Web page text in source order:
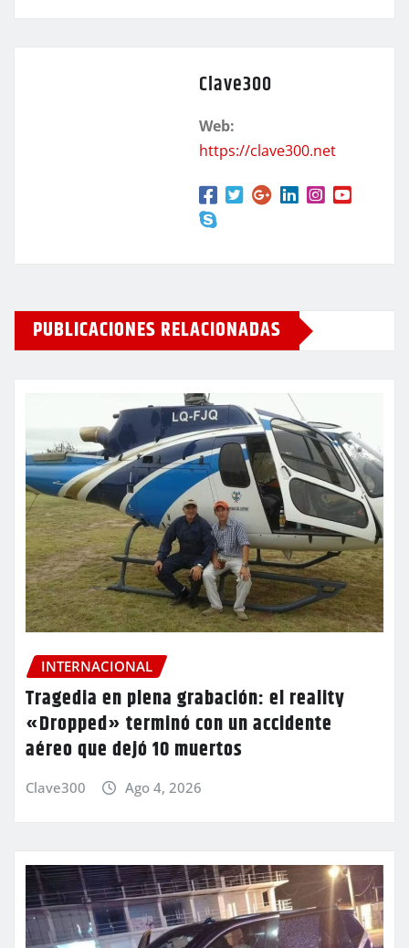
Clave300
Web:
https://clave300.net
PUBLICACIONES RELACIONADAS
INTERNACIONAL
Tragedia en plena grabación: el reality
«Dropped» terminó con un accidente
aéreo que dejó 10 muertos
Clave300 Ago 4, 2026